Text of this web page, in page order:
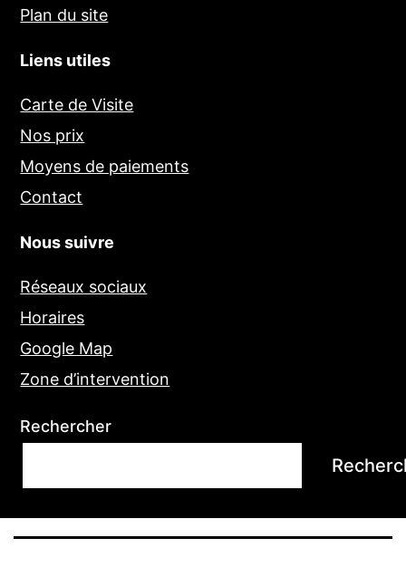
Plan du site
Liens utiles
Carte de Visite
Nos prix
Moyens de paiements
Contact
Nous suivre
Réseaux sociaux
Horaires
Google Map
Zone d’intervention
Rechercher